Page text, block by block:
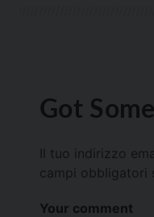
Got
Il tuo indirizzo
campi obbligatori
Your comment